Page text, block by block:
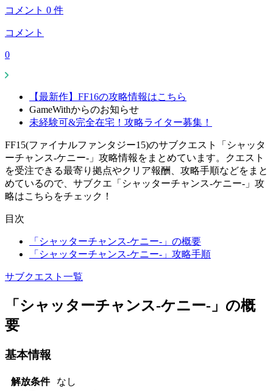
コメント 0 件
コメント
0
【最新作】FF16の攻略情報はこちら
GameWithからのお知らせ
未経験可&完全在宅！攻略ライター募集！
FF15(ファイナルファンタジー15)のサブクエスト「シャッタ
ーチャンス-ケニー-」攻略情報をまとめています。クエスト
を受注できる最寄り拠点やクリア報酬、攻略手順などをまと
めているので、サブクエ「シャッターチャンス-ケニー-」攻
略はこちらをチェック！
目次
「シャッターチャンス-ケニー-」の概要
「シャッターチャンス-ケニー-」攻略手順
サブクエスト一覧
「シャッターチャンス-ケニー-」の概
要
基本情報
解放条件
なし